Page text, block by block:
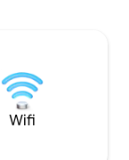
hermoso diseño,
una zona de
de vapor para
Wifi